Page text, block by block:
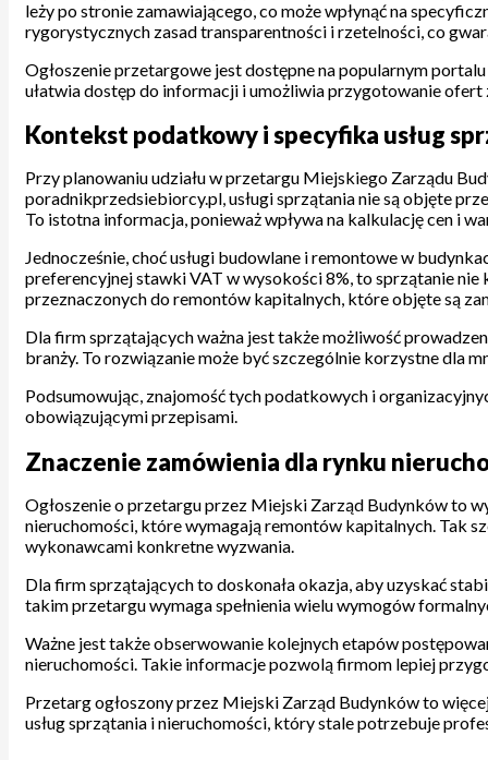
leży po stronie zamawiającego, co może wpłynąć na
rygorystycznych zasad transparentności i rzetelności, co
Ogłoszenie przetargowe jest dostępne na popularnym
ułatwia dostęp do informacji i umożliwia przygotowanie
Kontekst podatkowy i specyfika usług
Przy planowaniu udziału w przetargu Miejskiego Zarządu
poradnikprzedsiebiorcy.pl, usługi sprzątania nie są objęte
To istotna informacja, ponieważ wpływa na kalkulację cen i
Jednocześnie, choć usługi budowlane i remontowe w
preferencyjnej stawki VAT w wysokości 8%, to sprzątanie
przeznaczonych do remontów kapitalnych, które objęte są
Dla firm sprzątających ważna jest także możliwość
branży. To rozwiązanie może być szczególnie korzystne dla
Podsumowując, znajomość tych podatkowych i
obowiązującymi przepisami.
Znaczenie zamówienia dla rynku
Ogłoszenie o przetargu przez Miejski Zarząd Budynków to
nieruchomości, które wymagają remontów kapitalnych. Tak
wykonawcami konkretne wyzwania.
Dla firm sprzątających to doskonała okazja, aby uzyskać
takim przetargu wymaga spełnienia wielu wymogów
Ważne jest także obserwowanie kolejnych etapów
nieruchomości. Takie informacje pozwolą firmom lepiej
Przetarg ogłoszony przez Miejski Zarząd Budynków to
usług sprzątania i nieruchomości, który stale potrzebuje